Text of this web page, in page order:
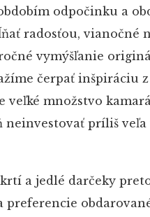
odpočinku a
radosťou, vianočné
vymýšľanie
čerpať inšpiráciu
veľké množstvo
neinvestovať príliš
a jedlé darčeky
preferencie